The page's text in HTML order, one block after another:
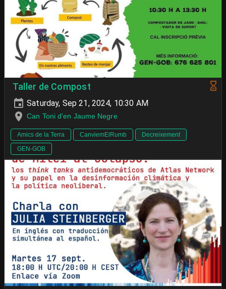
Taller de Compost
Saturday, Sep 21, 2024, 10:30 AM
Can Toni d'en Jaume Negre
Amics de la Terra CanviemElRumb
Decreixement
GEN-GOB